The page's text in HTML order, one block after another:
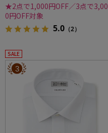
★2点で1,000円OFF／3点で3,00
0円OFF対象
5.0 （2）
SALE
3